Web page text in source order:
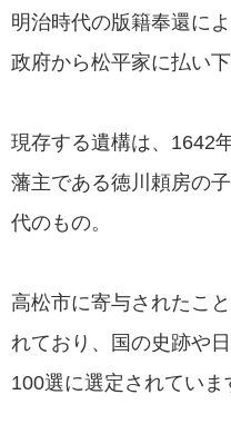
明治時代の版籍奉還に
政府から松平家に払い
現存する遺構は、1642
藩主である徳川頼房の
代のもの。
高松市に寄与されたこ
れており、国の史跡や
100選に選定されていま